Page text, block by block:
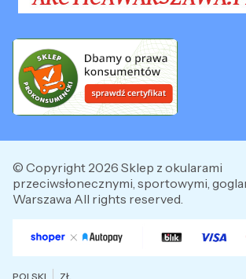
© Copyright 2026 Sklep z okularami
przeciwsłonecznymi, sportowymi,
Warszawa All rights reserved.
POLSKI ZŁ